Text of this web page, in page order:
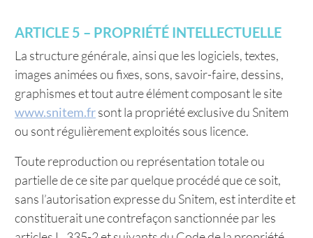
ARTICLE 5 – PROPRIÉTÉ INTELLECTUELLE
La structure générale, ainsi que les logiciels, textes,
images animées ou fixes, sons, savoir-faire, dessins,
graphismes et tout autre élément composant le site
www.snitem.frsont la propriété exclusive du Snitem
ou sont régulièrement exploités sous licence.
Toute reproduction ou représentation totale ou
partielle de ce site par quelque procédé que ce soit,
sans l’autorisation expresse du Snitem, est interdite et
constituerait une contrefaçon sanctionnée par les